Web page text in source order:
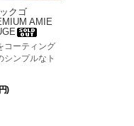
クゴ
AMIE
コーティング
シンプルなト
)